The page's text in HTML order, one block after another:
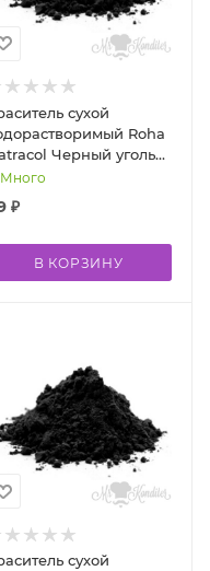
сухой
Roha
Черный уголь
гр
Много
₽
В КОРЗИНУ
сухой